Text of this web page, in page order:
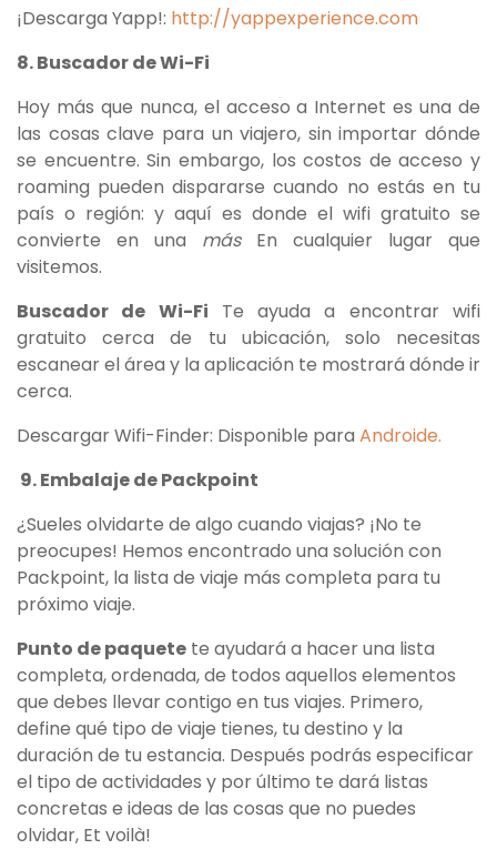
¡Descarga Yapp!: http://yappexperience.com
8. Buscador de Wi-Fi
Hoy más que nunca, el acceso a Internet es una de
las cosas clave para un viajero, sin importar dónde
se encuentre. Sin embargo, los costos de acceso y
roaming pueden dispararse cuando no estás en tu
país o región: y aquí es donde el wifi gratuito se
convierte en una másEn cualquier lugar que
visitemos.
Buscador de Wi-Fi Te ayuda a encontrar wifi
gratuito cerca de tu ubicación, solo necesitas
escanear el área y la aplicación te mostrará dónde ir
cerca.
Descargar Wifi-Finder: Disponible para Androide.
9. Embalaje de Packpoint
¿Sueles olvidarte de algo cuando viajas? ¡No te
preocupes! Hemos encontrado una solución con
Packpoint, la lista de viaje más completa para tu
próximo viaje.
Punto de paquete te ayudará a hacer una lista
completa, ordenada, de todos aquellos elementos
que debes llevar contigo en tus viajes. Primero,
define qué tipo de viaje tienes, tu destino y la
duración de tu estancia. Después podrás especificar
el tipo de actividades y por último te dará listas
concretas e ideas de las cosas que no puedes
olvidar, Et voilà!